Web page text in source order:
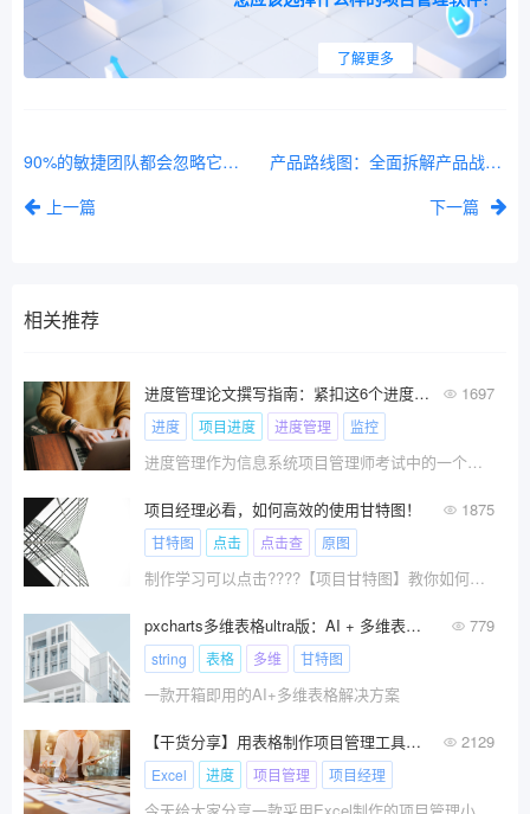
了解更多
90%的敏捷团队都会忽略它…
上一篇
产品路线图：全面拆解产品战略落地的核心工具
下一篇
相关推荐
进度管理论文撰写指南：紧扣这6个进度管理子题目要点 1697
进度 项目进度 进度管理 监控
进度管理作为信息系统项目管理师考试中的一个重要部分，通常会考察以下几个子题目...
项目经理必看，如何高效的使用甘特图！ 1875
甘特图 点击 点击查 原图
制作学习可以点击????【项目甘特图】教你如何制作项目管理甘特图，干货！
pxcharts多维表格ultra版：AI + 多维表，工作效率飙升！ 779
string 表格 多维 甘特图
一款开箱即用的AI+多维表格解决方案
【干货分享】用表格制作项目管理工具，绝对大佬！ 2129
Excel 进度 项目管理 项目经理